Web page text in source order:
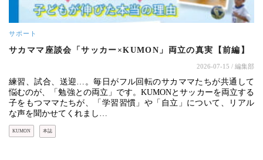
サポート
サカママ座談会「サッカー×KUMON」両立の真実【前編】
2026-07-15 / 編集部
練習、試合、送迎…。毎日がフル回転のサカママたちが共通して
悩むのが、「勉強との両立」です。KUMONとサッカーを両立する
子をもつママたちが、「学習習慣」や「自立」について、リアル
な声を聞かせてくれまし…
KUMON 本誌